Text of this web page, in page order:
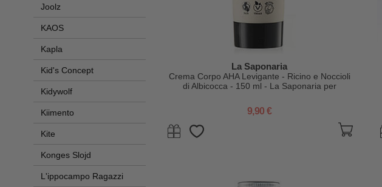
Joolz
KAOS
Kapla
Kid's Concept
Kidywolf
Kiimento
Kite
Konges Slojd
L'ippocampo Ragazzi
La Saponaria
Crema Corpo AHA Levigante - Ricino e Noccioli
di Albicocca - 150 ml - La Saponaria per
9,90 €